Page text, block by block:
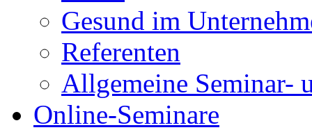
Gesund im
Referenten
Allgemeine Seminar-
Online-Seminare